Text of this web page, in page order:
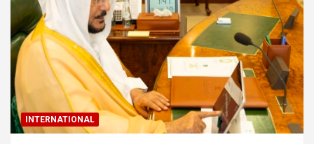
INTERNATIONAL